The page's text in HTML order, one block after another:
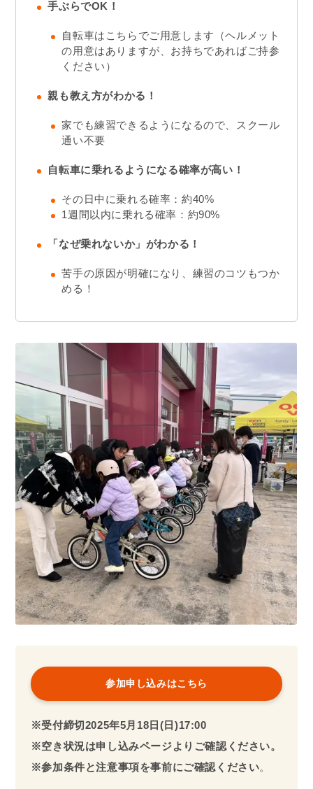
手ぶらでOK！
自転車はこちらでご用意します（ヘルメット
の用意はありますが、お持ちであればご持参
ください）
親も教え方がわかる！
家でも練習できるようになるので、スクール
通い不要
自転車に乗れるようになる確率が高い！
その日中に乗れる確率：約40%
1週間以内に乗れる確率：約90%
「なぜ乗れないか」がわかる！
苦手の原因が明確になり、練習のコツもつか
める！
参加申し込みはこちら
※受付締切2025年5月18日(日)17:00
※空き状況は申し込みページよりご確認ください。
※参加条件と注意事項を事前にご確認ください。